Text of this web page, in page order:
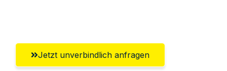
Jetzt unverbindlich anfragen